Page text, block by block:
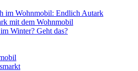
im Wohnmobil: Endlich Autark
mit dem Wohnmobil
Winter? Geht das?